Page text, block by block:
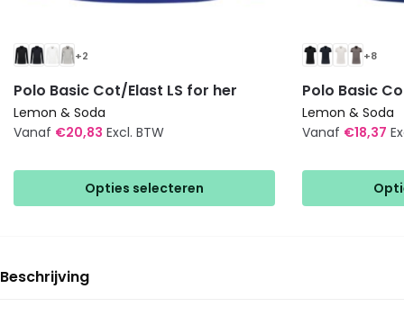
+2
Polo Basic Cot/Elast LS for her
Lemon & Soda
Vanaf €20,83 Excl. BTW
Opties selecteren
heeft
Deze
+8
Polo Basic
Lemon & Soda
Vanaf €18,37
heeft
Beschrijving